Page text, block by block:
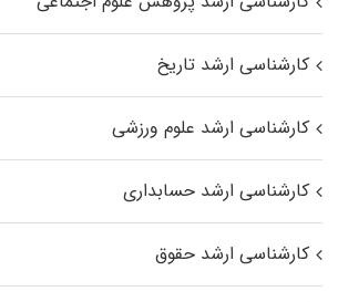
کارشناسی ارشد تاریخ
کارشناسی ارشد علوم ورزشی
کارشناسی ارشد حسابداری
کارشناسی ارشد حقوق